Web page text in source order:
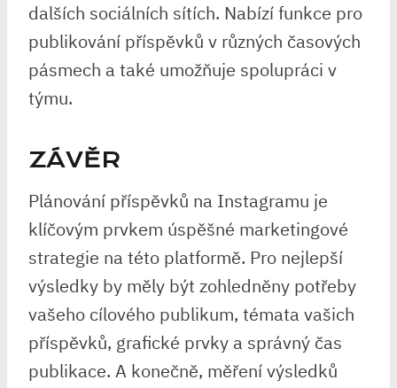
dalších sociálních sítích. Nabízí funkce pro
publikování příspěvků v různých časových
pásmech a také umožňuje spolupráci v
týmu.
ZÁVĚR
Plánování příspěvků na Instagramu je
klíčovým prvkem úspěšné marketingové
strategie na této platformě. Pro nejlepší
výsledky by měly být zohledněny potřeby
vašeho cílového publikum, témata vašich
příspěvků, grafické prvky a správný čas
publikace. A konečně, měření výsledků